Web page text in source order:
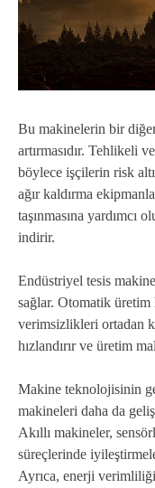
Bu makinelerin bir
artırmasıdır. Tehlikeli
böylece işçilerin risk
ağır kaldırma
taşınmasına yardımcı
indirir.
Endüstriyel tesis
sağlar. Otomatik üretim
verimsizlikleri ortadan
hızlandırır ve üretim
Makine teknolojisinin
makineleri daha da
Akıllı makineler,
süreçlerinde
Ayrıca, enerji